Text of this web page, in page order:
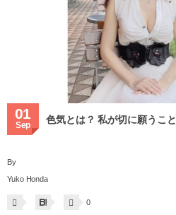
01
Sep 色気とは？ 私が切に願うこと
By
Yuko Honda
0